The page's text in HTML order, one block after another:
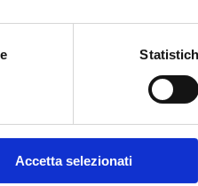
Accetta selezionati